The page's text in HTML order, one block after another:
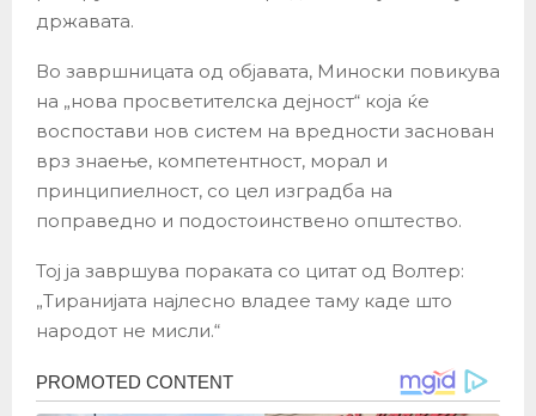
државата.
Во завршницата од објавата, Миноски повикува
на „нова просветителска дејност“ која ќе
воспостави нов систем на вредности заснован
врз знаење, компетентност, морал и
принципиелност, со цел изградба на
поправедно и подостоинствено општество.
Тој ја завршува пораката со цитат од Волтер:
„Тиранијата најлесно владее таму каде што
народот не мисли.“